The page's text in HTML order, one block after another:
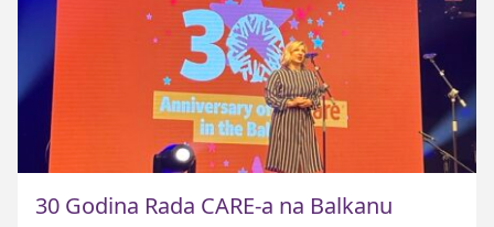
30 Godina Rada CARE-a na Balkanu